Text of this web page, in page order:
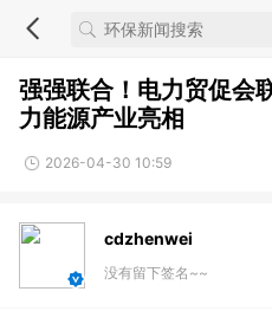
强强联合！电力贸促会
力能源产业亮相
2026-04-30 10:59
cdzhenwei
没有留下签名~~